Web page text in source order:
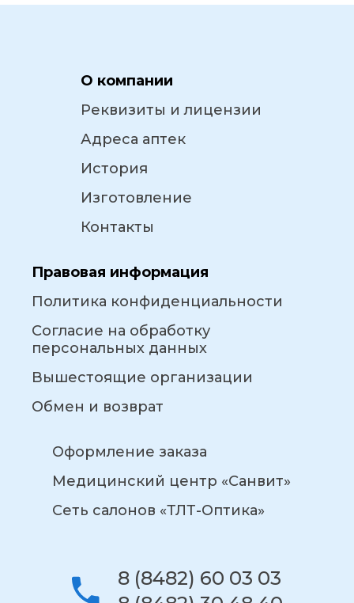
О компании
Реквизиты и лицензии
Адреса аптек
История
Изготовление
Контакты
Правовая информация
Политика конфиденциальности
Согласие на обработку
персональных данных
Вышестоящие организации
Обмен и возврат
Оформление заказа
Медицинский центр «Санвит»
Сеть салонов «ТЛТ-Оптика»
8 (8482) 60 03 03